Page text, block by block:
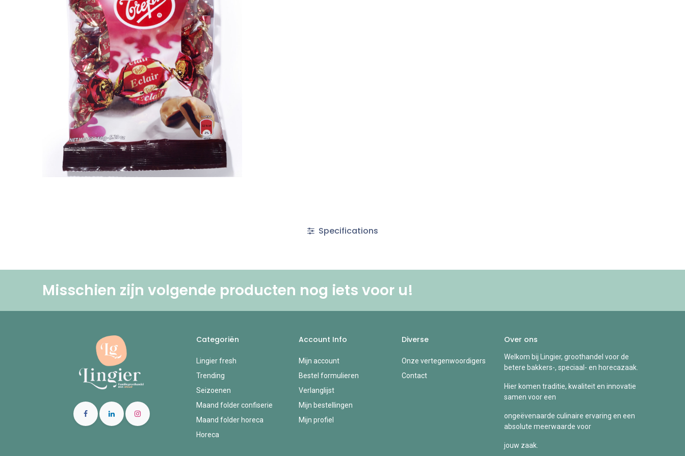
Specifications
Misschien zijn volgende producten nog iets voor u! ​
Categoriën
Lingier fresh
Trending
Seizoenen
Maand folder confiserie
Maand folder horeca
Horeca
Account Info
Mijn account
Bestel formulieren
Verlanglijst
Mijn bestellingen
Mijn profiel
Diverse
Onze vertegenwoordigers
Contact
Over ons
Welkom bij Lingier, groothandel voor de
betere bakkers-, speciaal- en horecazaak.
Hier komen traditie, kwaliteit en innovatie
samen voor een
ongeëvenaarde culinaire ervaring en een
absolute meerwaarde voor
jouw zaak.